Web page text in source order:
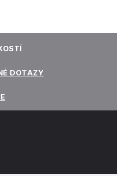
DOTAZY